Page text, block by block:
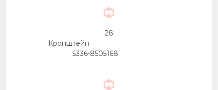
28
Кронштейн
5336-8505168